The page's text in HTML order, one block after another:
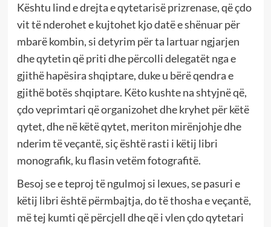
Kështu lind e drejta e qytetarisë prizrenase, që çdo
vit të nderohet e kujtohet kjo datë e shënuar për
mbarë kombin, si detyrim për ta lartuar ngjarjen
dhe qytetin që priti dhe përcolli delegatët nga e
gjithë hapësira shqiptare, duke u bërë qendra e
gjithë botës shqiptare. Këto kushte na shtyjnë që,
çdo veprimtari që organizohet dhe kryhet për këtë
qytet, dhe në këtë qytet, meriton mirënjohje dhe
nderim të veçantë, siç është rasti i këtij libri
monografik, ku flasin vetëm fotografitë.
Besoj se e teproj të ngulmoj si lexues, se pasuri e
këtij libri është përmbajtja, do të thosha e veçantë,
më tej kumti që përcjell dhe që i vlen çdo qytetari